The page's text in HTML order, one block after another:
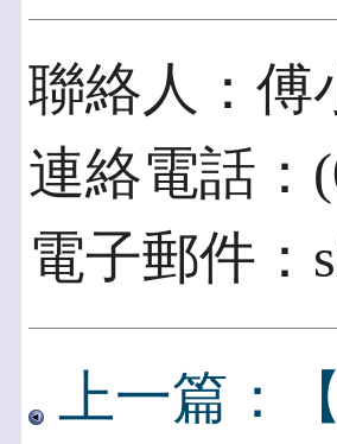
聯絡人：傅
連絡電話：
電子郵件：
上一篇：